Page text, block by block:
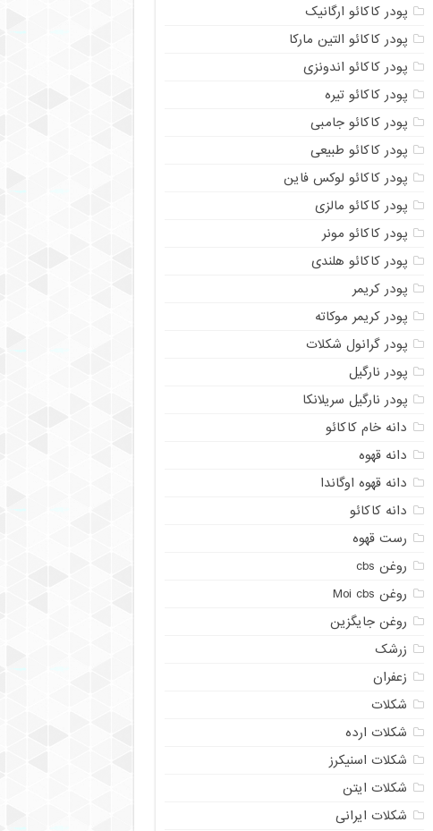
پودر کاکائو ارگانیک
پودر کاکائو التین مارکا
پودر کاکائو اندونزی
پودر کاکائو تیره
پودر کاکائو جامبی
پودر کاکائو طبیعی
پودر کاکائو لوکس فاین
پودر کاکائو مالزی
پودر کاکائو مونر
پودر کاکائو هلندی
پودر کریمر
پودر کریمر موکاته
پودر گرانول شکلات
پودر نارگیل
پودر نارگیل سریلانکا
دانه خام کاکائو
دانه قهوه
دانه قهوه اوگاندا
دانه کاکائو
رست قهوه
روغن cbs
روغن Moi cbs
روغن جایگزین
زرشک
زعفران
شکلات
شکلات ارده
شکلات اسنیکرز
شکلات ایتن
شکلات ایرانی